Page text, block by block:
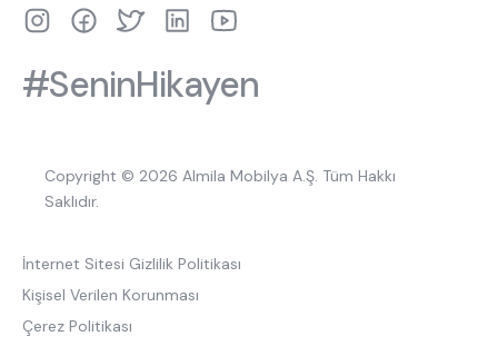
#SeninHikayen
Copyright © 2026 Almila Mobilya A.Ş. Tüm Hakkı
Saklıdır.
İnternet Sitesi Gizlilik Politikası
Kişisel Verilen Korunması
Çerez Politikası